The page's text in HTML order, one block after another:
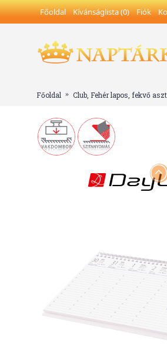
Főoldal Kívánságlista (0) Fiók
Főoldal Club, Fehér lapos, fekvő